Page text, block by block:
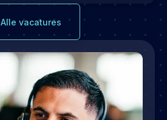
Alle vacatures